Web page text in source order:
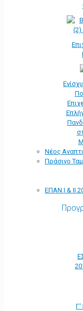
Νέος
Πράσινο
ΕΠΑΝ Ι & ΙΙ
Γ'